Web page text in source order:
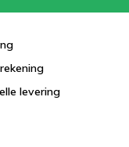
levering